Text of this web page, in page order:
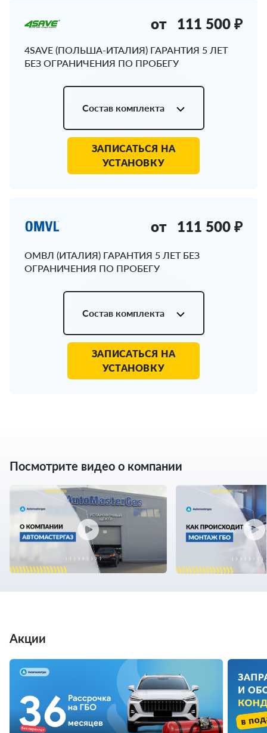
4SAVE (ПОЛЬША-ИТАЛИЯ) ГАРАНТИЯ 5 ЛЕТ
БЕЗ ОГРАНИЧЕНИЯ ПО ПРОБЕГУ
от 111 500 ₽
Состав комплекта
ЗАПИСАТЬСЯ НА
УСТАНОВКУ
ОМВЛ (ИТАЛИЯ) ГАРАНТИЯ 5 ЛЕТ БЕЗ
ОГРАНИЧЕНИЯ ПО ПРОБЕГУ
от 111 500 ₽
Состав комплекта
ЗАПИСАТЬСЯ НА
УСТАНОВКУ
Посмотрите видео о компании
Акции